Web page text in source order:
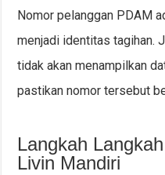
Nomor pelanggan PDAM
menjadi identitas tagihan.
tidak akan menampilkan
pastikan nomor tersebut
Langkah
Livin Mandiri